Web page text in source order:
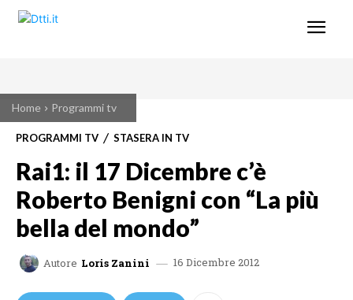
Home Programmi tv
PROGRAMMI TV STASERA IN TV
Rai1: il 17 Dicembre c’è
Roberto Benigni con “La più
bella del mondo”
Autore Loris Zanini 16 Dicembre 2012